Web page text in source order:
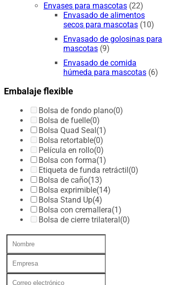
Envases para mascotas (22)
Envasado de alimentos
secos para mascotas (10)
Envasado de golosinas para
mascotas (9)
Envasado de comida
húmeda para mascotas (6)
Embalaje flexible
Bolsa de fondo plano(0)
Bolsa de fuelle(0)
Bolsa Quad Seal(1)
Bolsa retortable(0)
Película en rollo(0)
Bolsa con forma(1)
Etiqueta de funda retráctil(0)
Bolsa de caño(13)
Bolsa exprimible(14)
Bolsa Stand Up(4)
Bolsa con cremallera(1)
Bolsa de cierre trilateral(0)